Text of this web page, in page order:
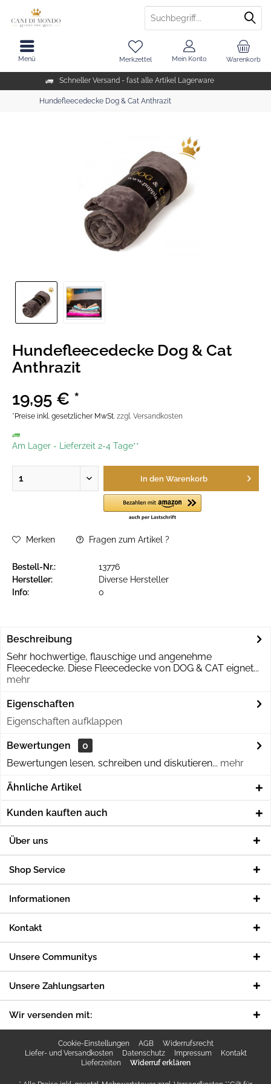
Schneller Versand - fast alle Artikel Lagerware
Warenkorb
Merkzettel Mein Konto
Menü
Hundefleecedecke Dog & Cat Anthrazit
Hundefleecedecke Dog & Cat
Anthrazit
19,95 € *
*Preise inkl. gesetzlicher MwSt. zzgl. Versandkosten
Am Lager - Lieferzeit 2-4 Tage**
In den Warenkorb
Merken Fragen zum Artikel ?
Bestell-Nr.:
13776
Hersteller:
Diverse Hersteller
Info:
0
Beschreibung
Sehr hochwertige, flauschige und angenehme
Fleecedecke. Diese Fleecedecke von DOG & CAT eignet...
mehr
Eigenschaften
Eigenschaften aufklappen
Bewertungen
0
Bewertungen lesen, schreiben und diskutieren... mehr
Ähnliche Artikel
Kunden kauften auch
Über uns
Shop Service
Informationen
Kontakt
Unsere Communitys
Unsere Zahlungsarten
Wir versenden mit:
Cookie-Einstellungen AGB
Widerrufsrecht
Liefer- und Versandkosten
Datenschutz Impressum
Kontakt
Lieferzeiten
Widerruf erklären